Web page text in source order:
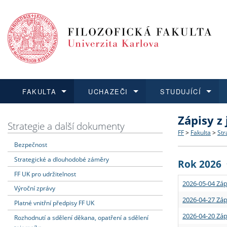
FAKULTA
Dozvědět se více
Struktura
Strategie
Podpora
UCHAZEČI
Podat přihlášku
Co
Učitelské
STUDUJÍCÍ
Dozvědět se více
Rigorózní
Dozvědět se více
O vědě a
Granty a
Dozvědět se více
Aktuální
Strategie a další dokumenty
Bezpečnost
Strategické a dlouhodobé záměry
FF UK pro udržitelnost
Výroční zprávy
Platné vnitřní předpisy FF UK
Rozhodnutí a sdělení děkana, opatření a sdělení
Zápisy
FF > Fakulta >
Rok 2026
2026-05-04
2026-04-27
2026-04-20